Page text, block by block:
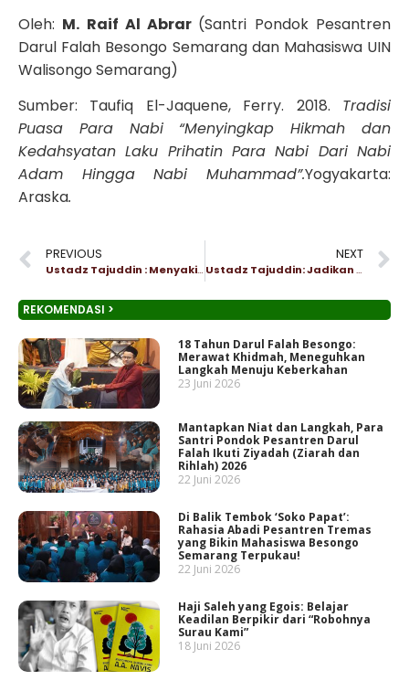
Oleh: M. Raif Al Abrar (Santri Pondok Pesantren
Darul Falah Besongo Semarang dan Mahasiswa UIN
Walisongo Semarang)
Sumber: Taufiq El-Jaquene, Ferry. 2018. Tradisi
Puasa Para Nabi “Menyingkap Hikmah dan
Kedahsyatan Laku Prihatin Para Nabi Dari Nabi
Adam Hingga Nabi Muhammad”.Yogyakarta:
Araska.
PREVIOUS
Ustadz Tajuddin : Menyakiti Orang Lain Bagaikan Racun Hati yang Mematikan
NEXT
Ustadz Tajuddin: Jadikan Pekerjaan sebagai Ibadah
REKOMENDASI >
18 Tahun Darul Falah Besongo:
Merawat Khidmah, Meneguhkan
Langkah Menuju Keberkahan
23 Juni 2026
Mantapkan Niat dan Langkah, Para
Santri Pondok Pesantren Darul
Falah Ikuti Ziyadah (Ziarah dan
Rihlah) 2026
22 Juni 2026
Di Balik Tembok ‘Soko Papat’:
Rahasia Abadi Pesantren Tremas
yang Bikin Mahasiswa Besongo
Semarang Terpukau!
22 Juni 2026
Haji Saleh yang Egois: Belajar
Keadilan Berpikir dari “Robohnya
Surau Kami”
18 Juni 2026